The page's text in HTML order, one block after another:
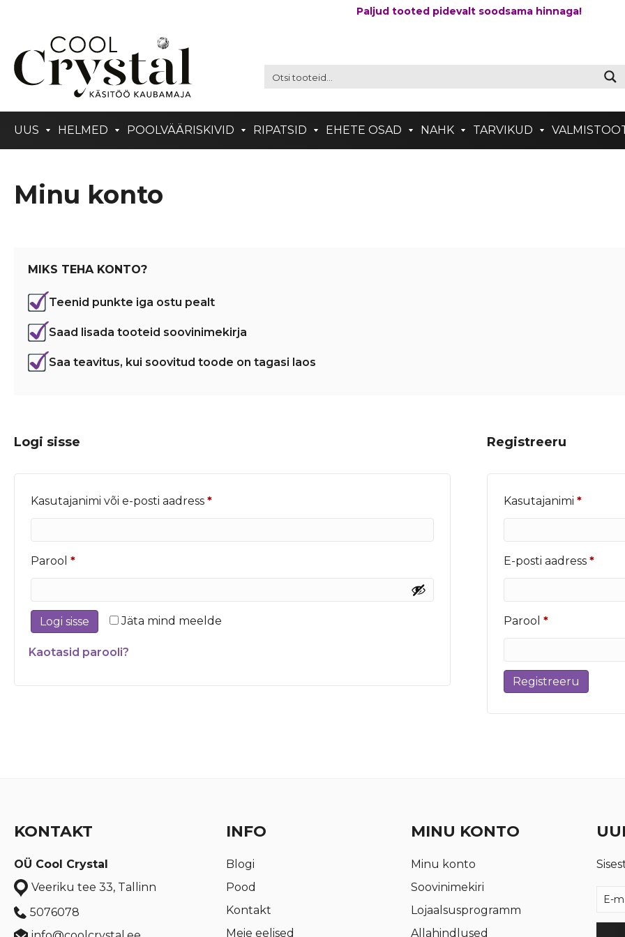
Paljud tooted pidevalt soodsama hinnaga!
UUS HELMED POOLVÄÄRISKIVID RIPATSID EHETE OSAD NAHK TARVIKUD
Minu konto
MIKS TEHA KONTO?
Teenid punkte iga ostu pealt
Saad lisada tooteid soovinimekirja
Saa teavitus, kui soovitud toode on tagasi laos
Logi sisse
Kasutajanimi või e-posti aadress *Nõutud
Parool *Nõutud
Jäta mind meelde
Logi sisse
Kaotasid parooli?
Registreeru
Kasutajanimi*
E-posti aadress*
Parool*Nõutud
Registreeru
KONTAKT
OÜ Cool Crystal
Veeriku tee 33, Tallinn
5076078
INFO
Blogi
Pood
Kontakt
Meie eelised
MINU KONTO
Minu konto
Soovinimekiri
Lojaalsusprogramm
Allahindlused